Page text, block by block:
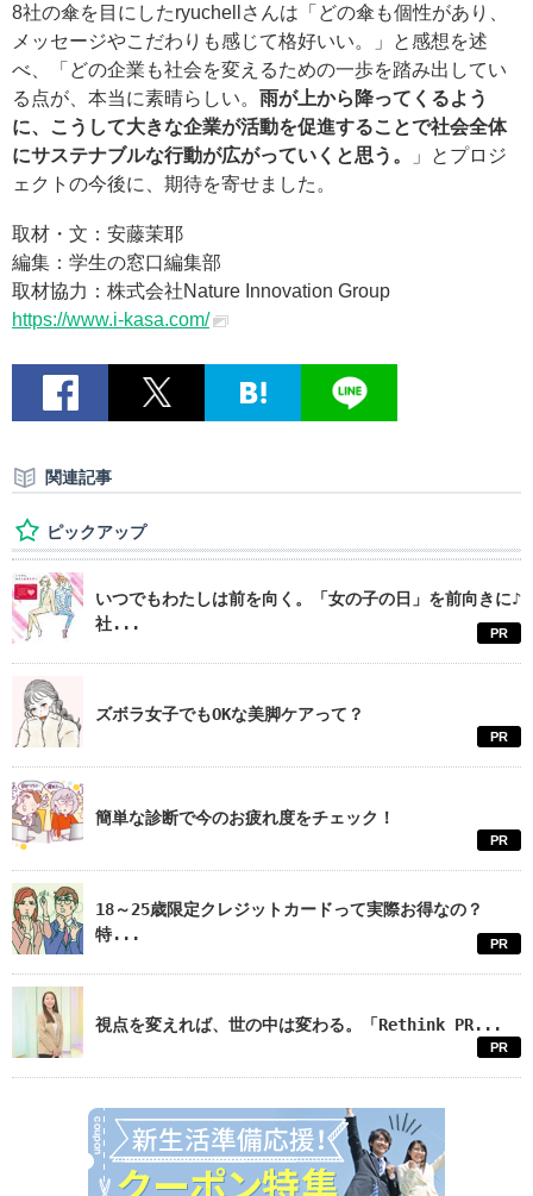
8社の傘を目にしたryuchellさんは「どの傘も個性があり、
メッセージやこだわりも感じて格好いい。」と感想を述
べ、「どの企業も社会を変えるための一歩を踏み出してい
る点が、本当に素晴らしい。 雨が上から降ってくるよう
に、こうして大きな企業が活動を促進することで社会全体
にサステナブルな行動が広がっていくと思う。
」とプロジ
ェクトの今後に、期待を寄せました。
取材・文：安藤茉耶
編集：学生の窓口編集部
取材協力：株式会社Nature Innovation Group
https://www.i-kasa.com/
関連記事
ピックアップ
いつでもわたしは前を向く。「女の子の日」を前向きに♪
社...
PR
ズボラ女子でもOKな美脚ケアって？
PR
簡単な診断で今のお疲れ度をチェック！
PR
18～25歳限定クレジットカードって実際お得なの？
特...
PR
視点を変えれば、世の中は変わる。「Rethink PR...
PR